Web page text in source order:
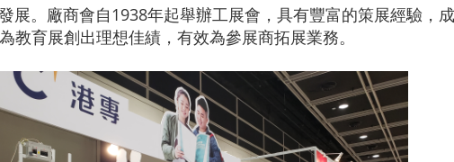
。廠商會自1938年起舉辦工展會，具有豐富的策展經驗，
育展創出理想佳績，有效為參展商拓展業務。